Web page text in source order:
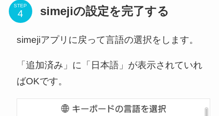
STEP simejiの設定を完了する
simejiアプリに戻って言語の選択をします。
「追加済み」に「日本語」が表示されていれ
ばOKです。